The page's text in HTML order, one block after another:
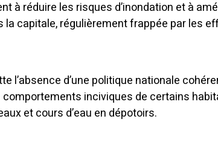
à réduire les risques d’inondation et à
la capitale, régulièrement frappée par les
l’absence d’une politique nationale
comportements inciviques de certains
et cours d’eau en dépotoirs.